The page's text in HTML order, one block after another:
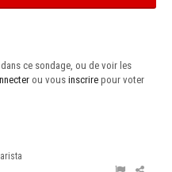
ce sondage, ou de voir les
ou vous inscrire pour voter